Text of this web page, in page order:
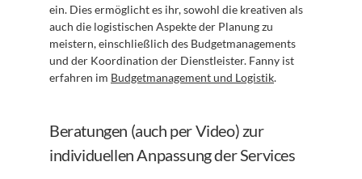
ein. Dies ermöglicht es ihr, sowohl die kreativen als
auch die logistischen Aspekte der Planung zu
meistern, einschließlich des Budgetmanagements
und der Koordination der Dienstleister. Fanny ist
erfahren im Budgetmanagement und Logistik.
Beratungen (auch per Video) zur
individuellen Anpassung der Services